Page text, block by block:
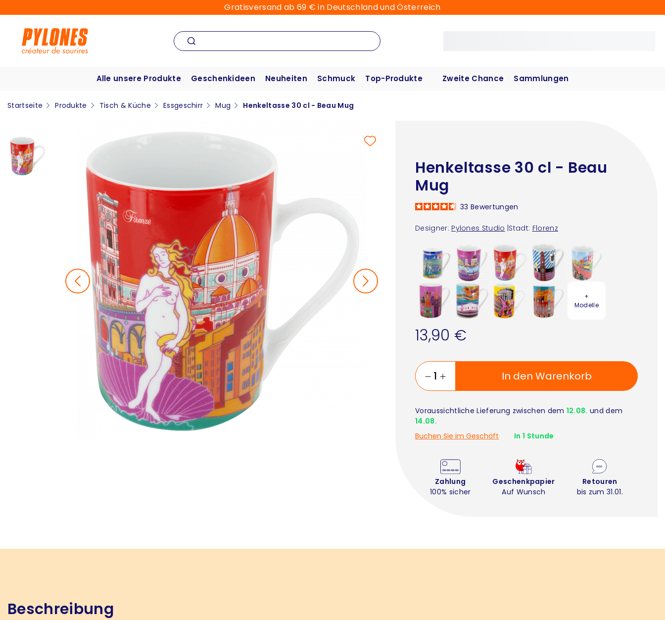
Gratisversand ab 69 € in Deutschland und Österreich
Alle unsere Produkte Geschenkideen Neuheiten Schmuck Top-Produkte Zweite Chance Sammlungen
Startseite Produkte Tisch & Küche Essgeschirr Mug Henkeltasse 30 cl - Beau Mug
Henkeltasse 30 cl - Beau
Mug
Designer: Pylones Studio Stadt: Florenz
33 Bewertungen
+
Modelle
13,90 €
In den Warenkorb
Voraussichtliche Lieferung zwischen dem 12.08. und dem
14.08.
Buchen Sie im Geschäft
In 1 Stunde
Zahlung
100% sicher
Geschenkpapier
Auf Wunsch
Retouren
bis zum 31.01.
Beschreibung